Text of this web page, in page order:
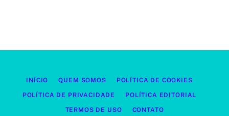
INÍCIO QUEM SOMOS POLÍTICA DE COOKIES
POLÍTICA DE PRIVACIDADE POLÍTICA EDITORIAL
TERMOS DE USO CONTATO